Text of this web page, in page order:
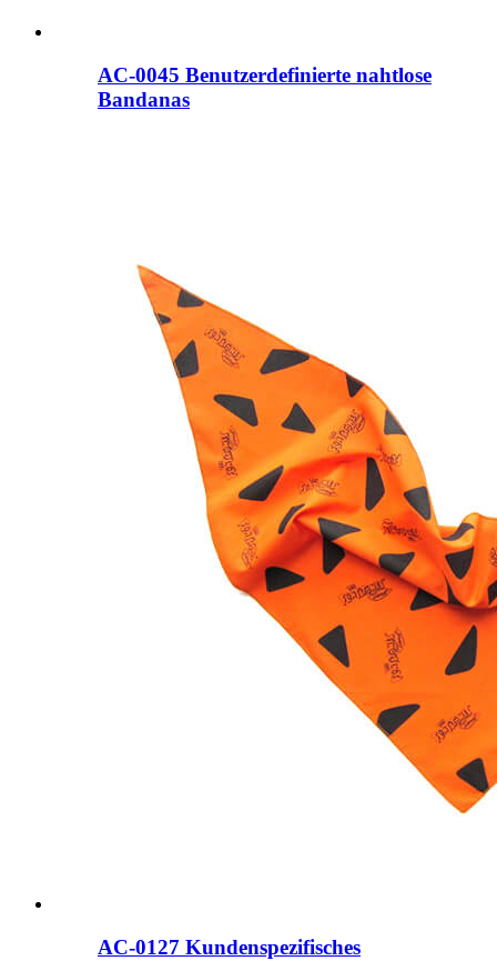
AC-0045 Benutzerdefinierte nahtlose
Bandanas
AC-0127 Kundenspezifisches